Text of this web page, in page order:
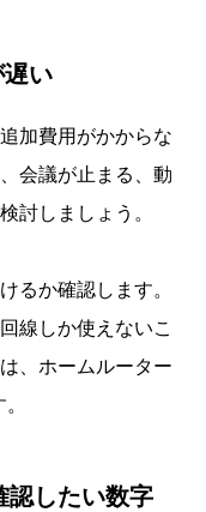
い
加費用がかからな
会議が止まる、動
討しましょう。
るか確認します。
線しか使えないこ
、ホームルーター
認したい数字